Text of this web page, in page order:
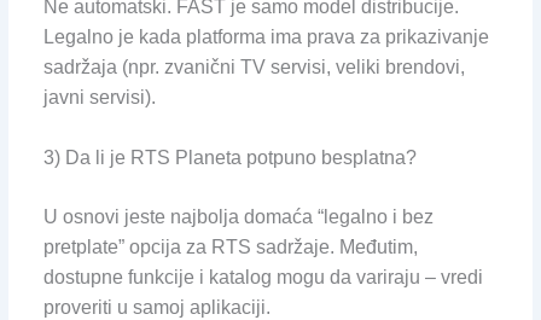
Ne automatski. FAST je samo model distribucije.
Legalno je kada platforma ima prava za prikazivanje
sadržaja (npr. zvanični TV servisi, veliki brendovi,
javni servisi).
3) Da li je RTS Planeta potpuno besplatna?
U osnovi jeste najbolja domaća “legalno i bez
pretplate” opcija za RTS sadržaje. Međutim,
dostupne funkcije i katalog mogu da variraju – vredi
proveriti u samoj aplikaciji.